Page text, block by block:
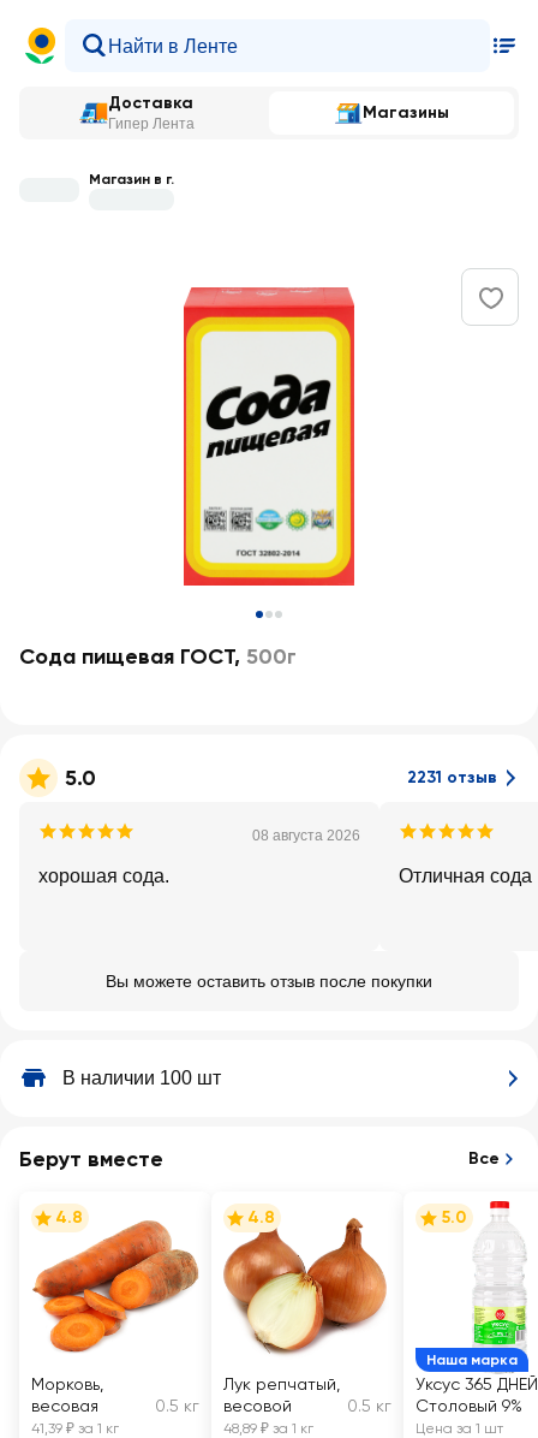
Доставка
Гипер Лента
Магазины
Магазин в г.
Сода пищевая ГОСТ, 500г
5.0 2231 отзыв
08 августа 2026
хорошая сода. Отличная сода
Вы можете оставить отзыв после покупки
В наличии 100 шт
Берут вместе Все
4.8
Морковь,
весовая
0.5 кг
41,39 ₽ за 1 кг
4.8
Лук репчатый,
весовой
0.5 кг
48,89 ₽ за 1 кг
Наша марка
5.0
Уксус 365 ДНЕЙ
Столовый 9%
Цена за 1 шт